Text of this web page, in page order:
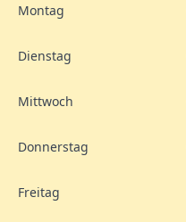
Montag
Dienstag
Mittwoch
Donnerstag
Freitag